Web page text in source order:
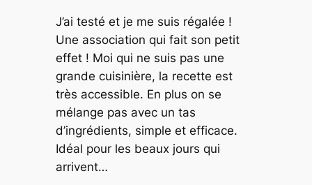
J’ai testé et je me suis régalée !
Une association qui fait son petit
effet ! Moi qui ne suis pas une
grande cuisinière, la recette est
très accessible. En plus on se
mélange pas avec un tas
d’ingrédients, simple et efficace.
Idéal pour les beaux jours qui
arrivent…